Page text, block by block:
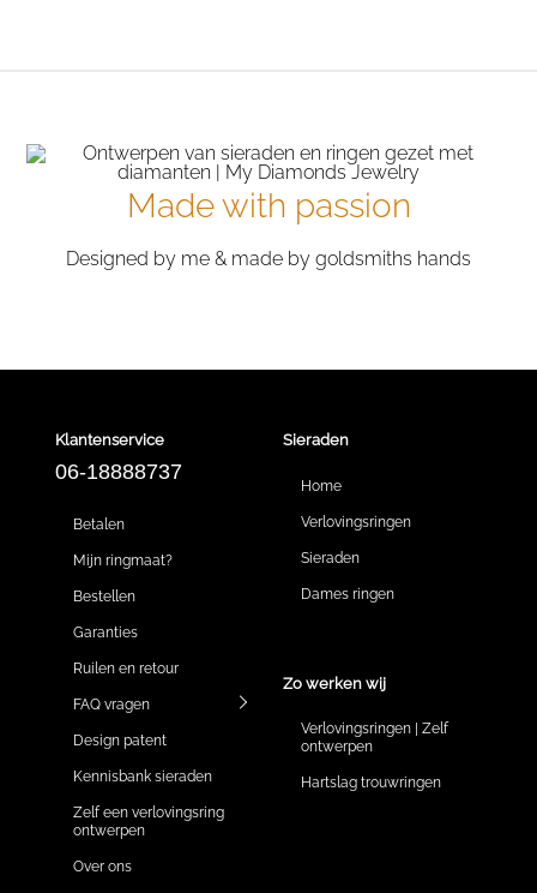
Made with passion
Designed by me & made by goldsmiths hands
Klantenservice
06-18888737
Betalen
Mijn ringmaat?
Bestellen
Garanties
Ruilen en retour
FAQ vragen
Design patent
Kennisbank sieraden
Zelf een verlovingsring
ontwerpen
Over ons
Sieraden
Home
Verlovingsringen
Sieraden
Dames ringen
Zo werken wij
Verlovingsringen | Zelf
ontwerpen
Hartslag trouwringen